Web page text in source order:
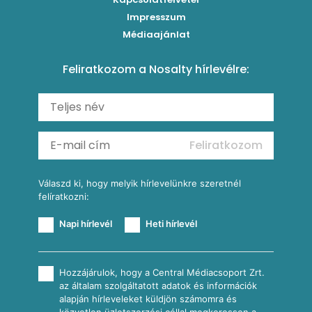
Carbonara
Shakshuka
Ratatouille
Mexikói húsleves kukorica salsával
Almás-kéksajtos kukoricasaláta
Köretek
Reggeli receptek
Impresszum
Médiaajánlat
Feliratkozom a Nosalty hírlevélre:
Feliratkozom
Válaszd ki, hogy melyik hírlevelünkre szeretnél
felíratkozni:
Napi hírlevél Heti hírlevél
Hozzájárulok, hogy a Central Médiacsoport Zrt.
az általam szolgáltatott adatok és információk
alapján hírleveleket küldjön számomra és